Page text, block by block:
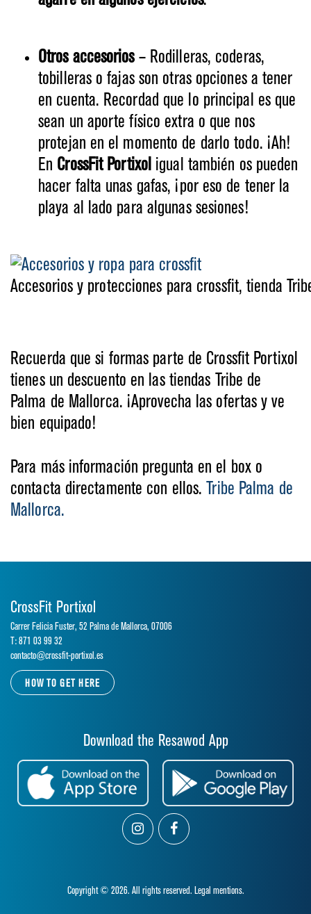
Otros accesorios – Rodilleras, coderas,
tobilleras o fajas son otras opciones a tener
en cuenta. Recordad que lo principal es que
sean un aporte físico extra o que nos
protejan en el momento de darlo todo. ¡Ah!
En CrossFit Portixol igual también os pueden
hacer falta unas gafas, ¡por eso de tener la
playa al lado para algunas sesiones!
Accesorios y protecciones para crossfit, tienda
Recuerda que si formas parte de Crossfit Portixol
tienes un descuento en las tiendas Tribe de
Palma de Mallorca. ¡Aprovecha las ofertas y ve
bien equipado!
Para más información pregunta en el box o
contacta directamente con ellos.
Tribe Palma de
Mallorca.
CrossFit Portixol
Carrer Felicia Fuster, 52 Palma de Mallorca, 07006
T: 871 03 99 32
contacto@crossfit-portixol.es
HOW TO GET HERE
Download the Resawod App
Copyright © 2026. All rights reserved. Legal mentions.